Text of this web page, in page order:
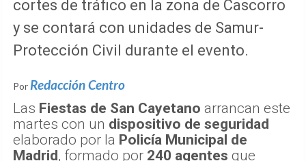
cortes de tráfico en la zona de Cascorro
y se contará con unidades de Samur-
Protección Civil durante el evento.
Por Redacción Centro
Las Fiestas de San Cayetano arrancan este
martes con un dispositivo de seguridad
elaborado por la Policía Municipal de
Madrid, formado por 240 agentes que